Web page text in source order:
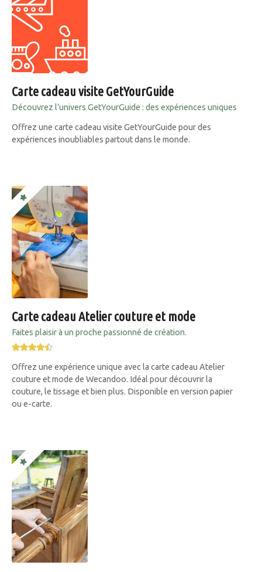
Carte cadeau visite GetYourGuide
Découvrez l’univers GetYourGuide : des expériences uniques
Offrez une carte cadeau visite GetYourGuide pour des
expériences inoubliables partout dans le monde.
Carte cadeau Atelier couture et mode
Faites plaisir à un proche passionné de création.
Offrez une expérience unique avec la carte cadeau Atelier
couture et mode de Wecandoo. Idéal pour découvrir la
couture, le tissage et bien plus. Disponible en version papier
ou e-carte.